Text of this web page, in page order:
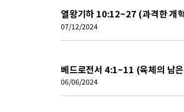
열왕기하 10:12~27 (과격한 개
07/12/2024
베드로전서 4:1~11 (육체의 남
06/06/2024